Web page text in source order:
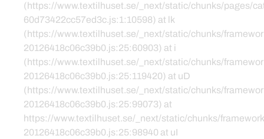
(https://www.textilhuset.se/_next/static/chunks/pages/
60d73422cc57ed3c.js:1:10598) at lk
(https://www.textilhuset.se/_next/static/chunks/
20126418c06c39b0.js:25:60903) at i
(https://www.textilhuset.se/_next/static/chunks/
20126418c06c39b0.js:25:119420) at uD
(https://www.textilhuset.se/_next/static/chunks/
20126418c06c39b0.js:25:99073) at
https://www.textilhuset.se/_next/static/chunks/
20126418c06c39b0.js:25:98940 at uI